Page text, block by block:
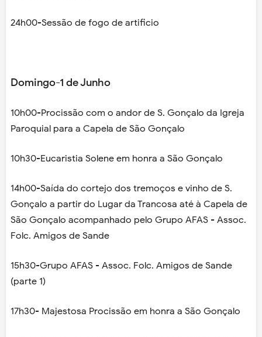
24h00-Sessão de fogo de artificio
Domingo-1 de Junho
10h00-Procissão com o andor de S. Gonçalo da Igreja
Paroquial para a Capela de São Gonçalo
10h30-Eucaristia Solene em honra a São Gonçalo
14h00-Saída do cortejo dos tremoços e vinho de S.
Gonçalo a partir do Lugar da Trancosa até à Capela de
São Gonçalo acompanhado pelo Grupo AFAS - Assoc.
Folc. Amigos de Sande
15h30-Grupo AFAS - Assoc. Folc. Amigos de Sande
(parte 1)
17h30- Majestosa Procissão em honra a São Gonçalo